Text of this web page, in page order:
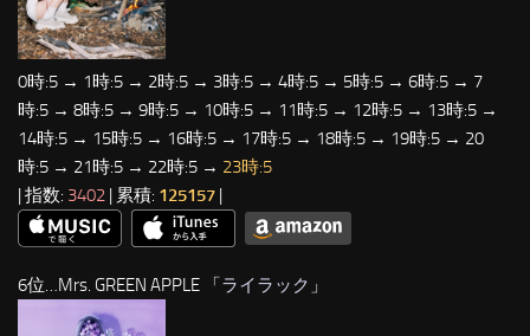
0時:5 → 1時:5 → 2時:5 → 3時:5 → 4時:5 → 5時:5 → 6時:5 → 7
時:5 → 8時:5 → 9時:5 → 10時:5 → 11時:5 → 12時:5 → 13時:5 →
14時:5 → 15時:5 → 16時:5 → 17時:5 → 18時:5 → 19時:5 → 20
時:5 → 21時:5 → 22時:5 → 23時:5
| 指数: 3402 | 累積: 125157 |
6位…Mrs. GREEN APPLE 「ライラック 」